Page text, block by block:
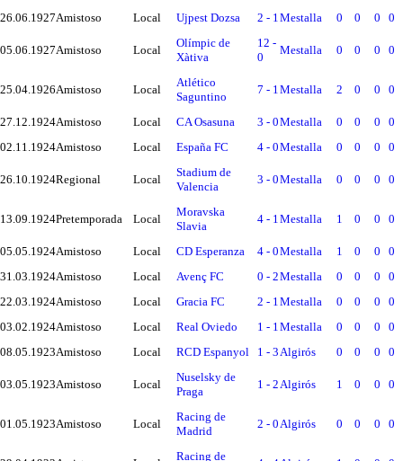
26.06.1927Amistoso Local Ujpest Dozsa 2 - 1Mestalla 0 0 0 0
05.06.1927Amistoso Local
Olímpic de
Xàtiva
12 -
0
Mestalla 0 0 0 0
25.04.1926Amistoso Local
Atlético
Saguntino
7 - 1Mestalla 2 0 0 0
27.12.1924Amistoso Local CA Osasuna 3 - 0Mestalla 0 0 0
0
02.11.1924Amistoso Local España FC 4 - 0Mestalla 0 0 0 0
26.10.1924Regional Local
Stadium de
Valencia
3 - 0Mestalla 0 0 0 0
13.09.1924Pretemporada Local
Moravska
Slavia
4 - 1Mestalla 1 0 0 0
05.05.1924Amistoso Local CD Esperanza 4 - 0Mestalla 1 0 0
0
31.03.1924Amistoso Local Avenç FC 0 - 2Mestalla 0 0 0
0
22.03.1924Amistoso Local Gracia FC 2 - 1Mestalla 0 0 0
0
03.02.1924Amistoso Local Real Oviedo 1 - 1Mestalla 0 0 0
0
08.05.1923Amistoso Local RCD Espanyol 1 - 3Algirós 0 0 0 0
03.05.1923Amistoso Local
Nuselsky de
Praga
1 - 2Algirós 1 0 0 0
01.05.1923Amistoso Local
Racing de
Madrid
2 - 0Algirós 0 0 0 0
Racing de